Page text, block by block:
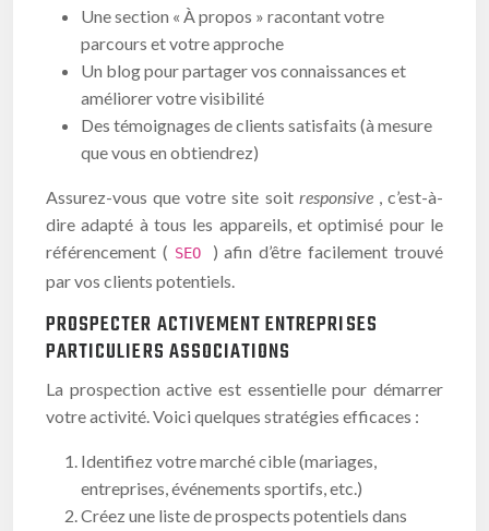
Une section « À propos » racontant votre
parcours et votre approche
Un blog pour partager vos connaissances et
améliorer votre visibilité
Des témoignages de clients satisfaits (à mesure
que vous en obtiendrez)
Assurez-vous que votre site soit responsive , c’est-à-
dire adapté à tous les appareils, et optimisé pour le
référencement ( SEO ) afin d’être facilement trouvé
par vos clients potentiels.
PROSPECTER ACTIVEMENT ENTREPRISES
PARTICULIERS ASSOCIATIONS
La prospection active est essentielle pour démarrer
votre activité. Voici quelques stratégies efficaces :
Identifiez votre marché cible (mariages,
entreprises, événements sportifs, etc.)
Créez une liste de prospects potentiels dans